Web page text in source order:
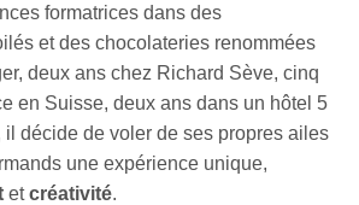
formatrices dans des
et des chocolateries renommées
deux ans chez Richard Sève, cinq
en Suisse, deux ans dans un hôtel 5
il décide de voler de ses propres ailes
une expérience unique,
etcréativité.